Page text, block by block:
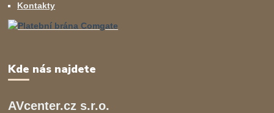
Kontakty
Kde nás najdete
AVcenter.cz s.r.o.